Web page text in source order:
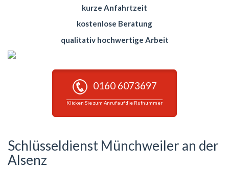
kurze Anfahrtzeit
kostenlose Beratung
qualitativ hochwertige Arbeit
0160 6073697
Klicken Sie zum Anruf auf die Rufnummer
Schlüsseldienst Münchweiler an der
Alsenz